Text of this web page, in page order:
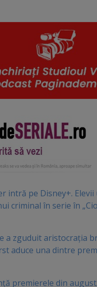
intră pe Disney+. Elevii
criminal în serie în
a zguduit aristocrația
aduce una dintre
premierele din